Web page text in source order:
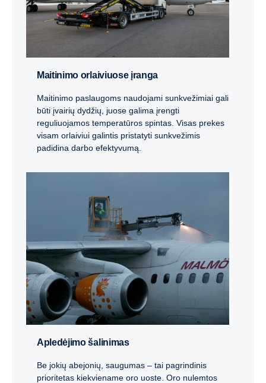
Maitinimo orlaiviuose įranga
Maitinimo paslaugoms naudojami sunkvežimiai gali
būti įvairių dydžių, juose galima įrengti
reguliuojamos temperatūros spintas. Visas prekes
visam orlaiviui galintis pristatyti sunkvežimis
padidina darbo efektyvumą.
Apledėjimo šalinimas
Be jokių abejonių, saugumas – tai pagrindinis
prioritetas kiekviename oro uoste. Oro nulemtos